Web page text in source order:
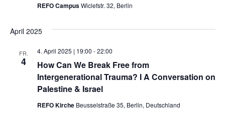
REFO CampusWiclefstr. 32, Berlin
April 2025
FR.
4
How Can We Break Free from
Intergenerational Trauma? I A Conversation on
Palestine & Israel
4. April 2025 | 19:00 -22:00
REFO Kirche Beusselstraße 35, Berlin, Deutschland